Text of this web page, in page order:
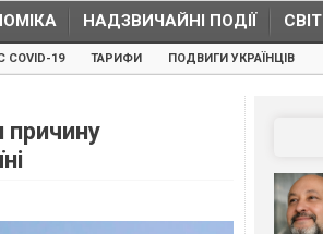
НАДЗВИЧАЙНІ ПОДІЇ СВІТ
COVID-19 ТАРИФИ ПОДВИГИ УКРАЇНЦІВ
причину